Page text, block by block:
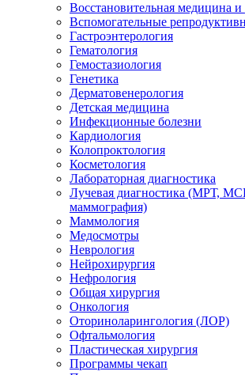
Восстановительная медицина и
Вспомогательные
Гастроэнтерология
Гематология
Гемостазиология
Генетика
Дерматовенерология
Детская медицина
Инфекционные болезни
Кардиология
Колопроктология
Косметология
Лабораторная диагностика
Лучевая диагностика (МРТ,
маммография)
Маммология
Медосмотры
Неврология
Нейрохирургия
Нефрология
Общая хирургия
Онкология
Оториноларингология (ЛОР)
Офтальмология
Пластическая хирургия
Программы чекап